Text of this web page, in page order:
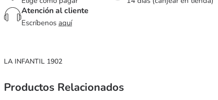
Atención al cliente
Escríbenos aquí
LA INFANTIL 1902
Productos Relacionados